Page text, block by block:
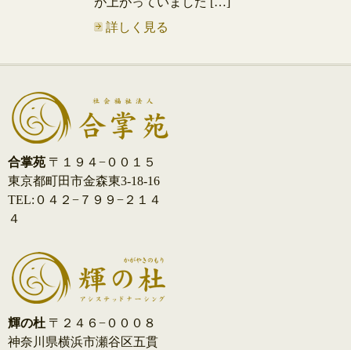
詳しく見る
合掌苑 〒１９４−００１５
東京都町田市金森東3-18-16
TEL:０４２−７９９−２１４
４
輝の杜 〒２４６−０００８
神奈川県横浜市瀬谷区五貫